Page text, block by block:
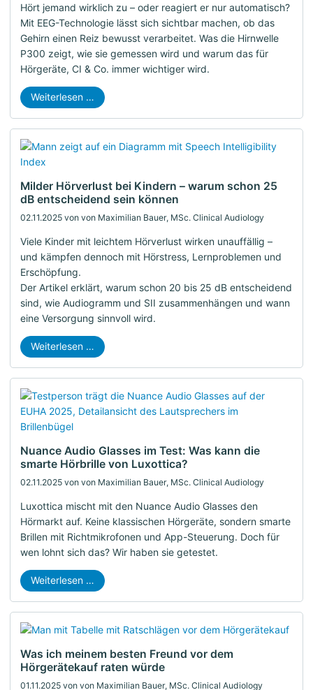
Hört jemand wirklich zu – oder reagiert er nur automatisch?
Mit EEG-Technologie lässt sich sichtbar machen, ob das
Gehirn einen Reiz bewusst verarbeitet. Was die Hirnwelle
P300 zeigt, wie sie gemessen wird und warum das für
Hörgeräte, CI & Co. immer wichtiger wird.
Weiterlesen …
02.11.2025 von von Maximilian Bauer, MSc. Clinical Audiology
Milder Hörverlust bei Kindern – warum schon 25
dB entscheidend sein können
Viele Kinder mit leichtem Hörverlust wirken unauffällig –
und kämpfen dennoch mit Hörstress, Lernproblemen und
Erschöpfung.
Der Artikel erklärt, warum schon 20 bis 25 dB entscheidend
sind, wie Audiogramm und SII zusammenhängen und wann
eine Versorgung sinnvoll wird.
Weiterlesen …
02.11.2025 von von Maximilian Bauer, MSc. Clinical Audiology
Nuance Audio Glasses im Test: Was kann die
smarte Hörbrille von Luxottica?
Luxottica mischt mit den Nuance Audio Glasses den
Hörmarkt auf. Keine klassischen Hörgeräte, sondern smarte
Brillen mit Richtmikrofonen und App-Steuerung. Doch für
wen lohnt sich das? Wir haben sie getestet.
Weiterlesen …
01.11.2025 von von Maximilian Bauer, MSc. Clinical Audiology
Was ich meinem besten Freund vor dem
Hörgerätekauf raten würde